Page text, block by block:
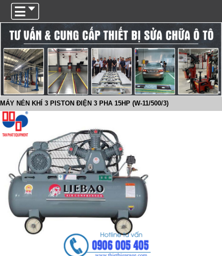
MÁY NÉN KHÍ 3 PISTON ĐIỆN 3 PHA 15HP (W-11/500/3)